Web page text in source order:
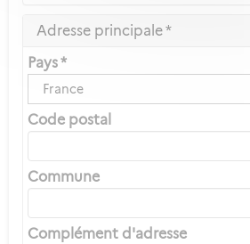
Adresse principale *
Pays *
France
Code postal
Commune
Complément d'adresse